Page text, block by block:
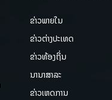
ຂ່າວພາຍ​ໃນ
ຂ່າວຕ່າງປະເທດ
ຂ່າວທ້ອງຖິ່ນ
ນານາສາລະ
ຂ່າວເຫດການ